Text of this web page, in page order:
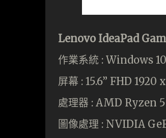
Lenovo IdeaPad
作業系統 : Windows
屏幕 : 15.6” FHD 1920
處理器 : AMD Ryzen
圖像處理 : NVIDIA